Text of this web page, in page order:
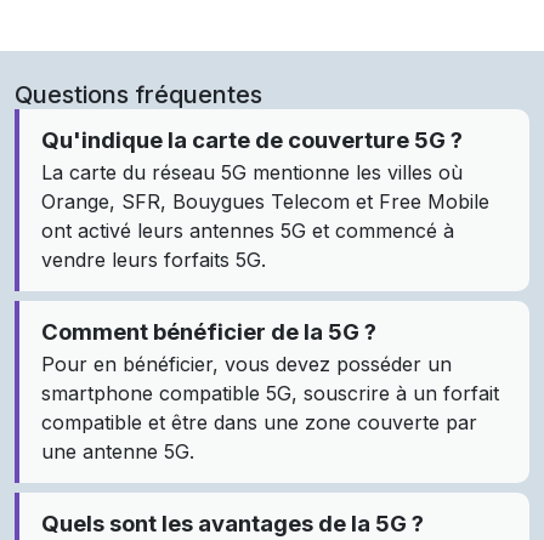
Questions fréquentes
Qu'indique la carte de couverture 5G ?
La carte du réseau 5G mentionne les villes où
Orange, SFR, Bouygues Telecom et Free Mobile
ont activé leurs antennes 5G et commencé à
vendre leurs forfaits 5G.
Comment bénéficier de la 5G ?
Pour en bénéficier, vous devez posséder un
smartphone compatible 5G, souscrire à un forfait
compatible et être dans une zone couverte par
une antenne 5G.
Quels sont les avantages de la 5G ?